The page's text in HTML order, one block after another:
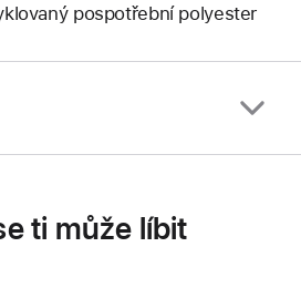
pospotřební polyester
ti může líbit